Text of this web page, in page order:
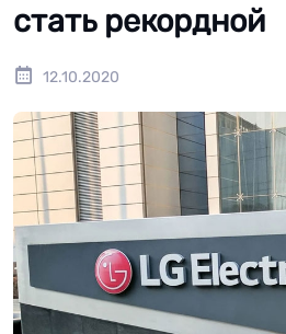
стать рекордной
12.10.2020